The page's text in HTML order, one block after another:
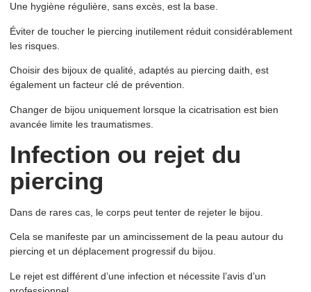
Une hygiène régulière, sans excès, est la base.
Éviter de toucher le piercing inutilement réduit considérablement
les risques.
Choisir des bijoux de qualité, adaptés au piercing daith, est
également un facteur clé de prévention.
Changer de bijou uniquement lorsque la cicatrisation est bien
avancée limite les traumatismes.
Infection ou rejet du
piercing
Dans de rares cas, le corps peut tenter de rejeter le bijou.
Cela se manifeste par un amincissement de la peau autour du
piercing et un déplacement progressif du bijou.
Le rejet est différent d’une infection et nécessite l’avis d’un